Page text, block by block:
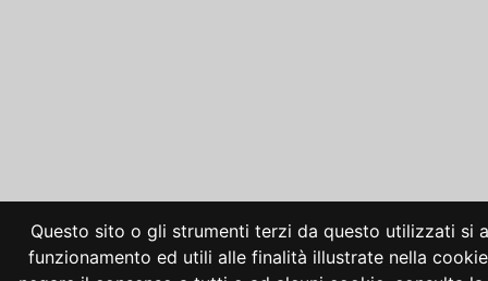
Questo sito o gli strumenti terzi da questo utilizzati si
funzionamento ed utili alle finalità illustrate nella